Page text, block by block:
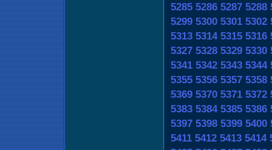
5285 5286 5287 5288
5299 5300 5301 5302
5313 5314 5315 5316
5327 5328 5329 5330
5341 5342 5343 5344
5355 5356 5357 5358
5369 5370 5371 5372
5383 5384 5385 5386
5397 5398 5399 5400
5411 5412 5413 5414